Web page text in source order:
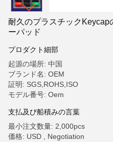
耐久のプラスチックKeycap
ーパッド
プロダクト細部
起源の場所: 中国
ブランド名: OEM
証明: SGS,ROHS,ISO
モデル番号: Oem
支払及び船積みの言葉
最小注文数量: 2,000pcs
価格: USD , Negotiation